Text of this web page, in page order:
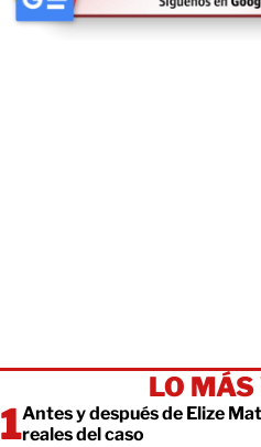
LO
Antes y después de Elize
reales del caso